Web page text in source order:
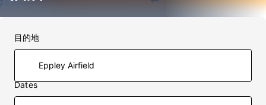
目的地
Dates